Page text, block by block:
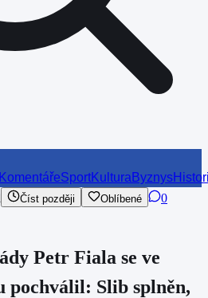
KomentářeSportKultura Byznys
Číst později Oblíbené
0
Petr Fiala se ve
pochválil: Slib splněn,